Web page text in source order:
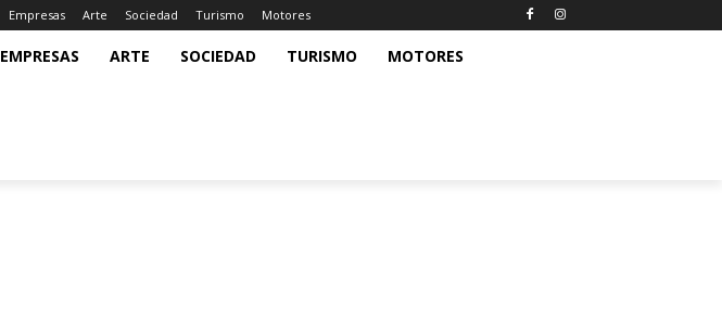
Empresas Arte Sociedad Turismo Motores
EMPRESAS ARTE SOCIEDAD TURISMO MOTORES